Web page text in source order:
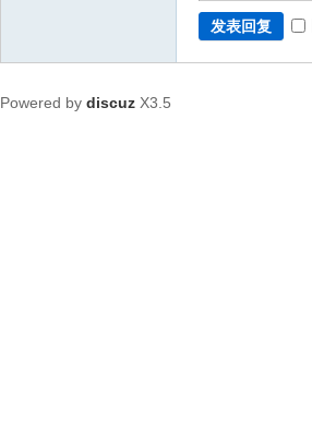
发表回复
Powered by discuz X3.5